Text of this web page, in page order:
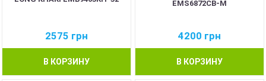
2575 грн
В КОРЗИНУ
EMS6872CB-M
4200 грн
В КОРЗИНУ